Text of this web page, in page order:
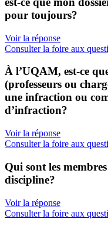
pour toujours?
Voir la réponse
Consulter la foire aux
À l’UQAM, est-ce
(professeurs ou
une infraction ou
d’infraction?
Voir la réponse
Consulter la foire aux
Qui sont les
discipline?
Voir la réponse
Consulter la foire aux